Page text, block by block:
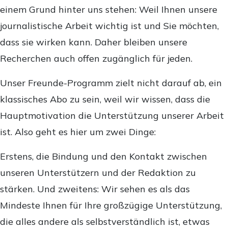
einem Grund hinter uns stehen: Weil Ihnen unsere
journalistische Arbeit wichtig ist und Sie möchten,
dass sie wirken kann. Daher bleiben unsere
Recherchen auch offen zugänglich für jeden.
Unser Freunde-Programm zielt nicht darauf ab, ein
klassisches Abo zu sein, weil wir wissen, dass die
Hauptmotivation die Unterstützung unserer Arbeit
ist. Also geht es hier um zwei Dinge:
Erstens, die Bindung und den Kontakt zwischen
unseren Unterstützern und der Redaktion zu
stärken. Und zweitens: Wir sehen es als das
Mindeste Ihnen für Ihre großzügige Unterstützung,
die alles andere als selbstverständlich ist, etwas